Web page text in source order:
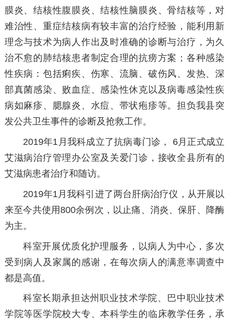
膜炎、结核性腹膜炎、结核性脑膜炎、骨结核等，对
难治性、重症结核病有较丰富的治疗经验，能利用新
理念与技术为病人作出及时准确的诊断与治疗，为久
治不愈的肺结核患者制定合理的抗痨方案；各种感染
性疾病：包括痢疾、伤寒、流脑、破伤风、发热、深
部真菌感染、败血症、感染性休克以及病毒感染性疾
病如麻疹、腮腺炎、水痘、带状疱疹等。担负我县突
发公共卫生事件的诊断及抢救工作。
2019年1月我科成立了抗病毒门诊， 6月正式成立
艾滋病治疗管理办公室及关爱门诊，接收全县所有的
艾滋病患者治疗和随访。
2019年1月我科引进了两台肝病治疗仪，从开展以
来至今共使用800余例次，以止痛、消炎、保肝、降酶
为主。
科室开展优质化护理服务，以病人为中心，多次
受到病人及家属的感谢，在每次病人的满意率调查中
都是高值。
科室长期承担达州职业技术学院、巴中职业技术
学院等医学院校大专、本科学生的临床教学任务，承